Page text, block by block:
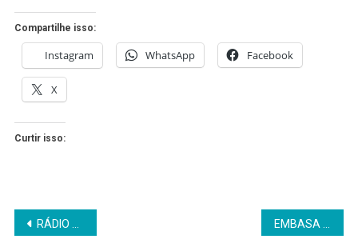
Compartilhe isso:
Instagram WhatsApp Facebook
X
Curtir isso:
Navegação
RÁDIO SOCIEDADE AUMENTA A PARTICIPAÇÃO DE EGIVALDO LIMA NO AR